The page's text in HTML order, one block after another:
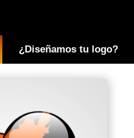
¿Diseñamos tu logo?